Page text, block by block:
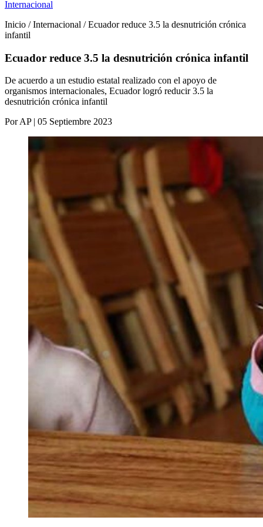
Internacional
Inicio / Internacional / Ecuador reduce 3.5 la desnutrición crónica
infantil
Ecuador reduce 3.5 la desnutrición crónica infantil
De acuerdo a un estudio estatal realizado con el apoyo de
organismos internacionales, Ecuador logró reducir 3.5 la
desnutrición crónica infantil
Por AP | 05 Septiembre 2023